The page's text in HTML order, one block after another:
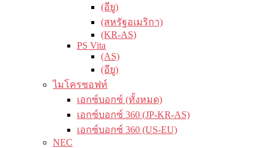
(อียู)
(สหรัฐอเมริกา)
(KR-AS)
PS Vita
(AS)
(อียู)
ไมโครซอฟท์
เอกซ์บอกซ์ (ทั้งหมด)
เอกซ์บอกซ์ 360 (JP-KR-AS)
เอกซ์บอกซ์ 360 (US-EU)
NEC